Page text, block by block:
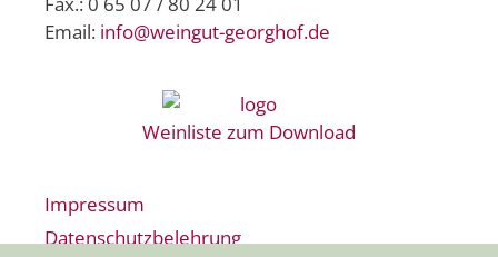
Email: info@weingut-georghof.de
Weinliste zum Download
Impressum
Datenschutzbelehrung